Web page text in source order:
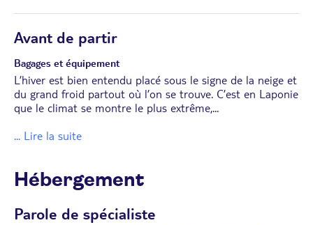
Avant de partir
Bagages et équipement
L’hiver est bien entendu placé sous le signe de la neige et
du grand froid partout où l’on se trouve. C’est en Laponie
que le climat se montre le plus extrême,...
... Lire la suite
Hébergement
Parole de spécialiste